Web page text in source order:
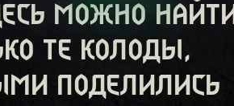
можно найти
те колоды,
поделились